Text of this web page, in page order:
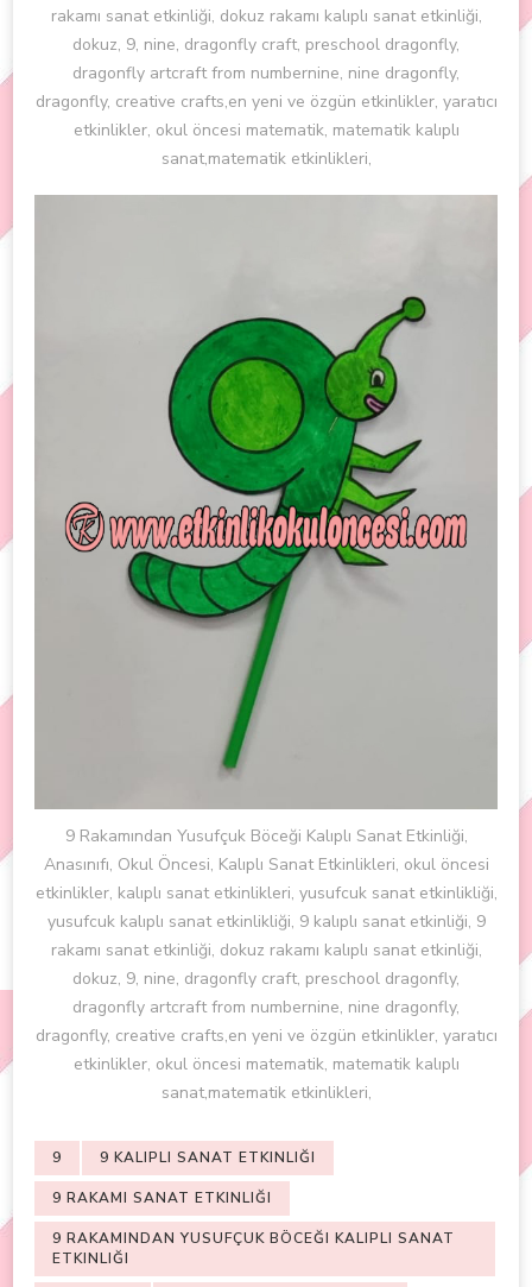
rakamı sanat etkinliği, dokuz rakamı kalıplı sanat etkinliği,
dokuz, 9, nine, dragonfly craft, preschool dragonfly,
dragonfly artcraft from numbernine, nine dragonfly,
dragonfly, creative crafts,en yeni ve özgün etkinlikler, yaratıcı
etkinlikler, okul öncesi matematik, matematik kalıplı
sanat,matematik etkinlikleri,
9 Rakamından Yusufçuk Böceği Kalıplı Sanat Etkinliği,
Anasınıfı, Okul Öncesi, Kalıplı Sanat Etkinlikleri, okul öncesi
etkinlikler, kalıplı sanat etkinlikleri, yusufcuk sanat etkinlikliği,
yusufcuk kalıplı sanat etkinlikliği, 9 kalıplı sanat etkinliği, 9
rakamı sanat etkinliği, dokuz rakamı kalıplı sanat etkinliği,
dokuz, 9, nine, dragonfly craft, preschool dragonfly,
dragonfly artcraft from numbernine, nine dragonfly,
dragonfly, creative crafts,en yeni ve özgün etkinlikler, yaratıcı
etkinlikler, okul öncesi matematik, matematik kalıplı
sanat,matematik etkinlikleri,
9 9 KALIPLI SANAT ETKINLIĞI
9 RAKAMI SANAT ETKINLIĞI
9 RAKAMINDAN YUSUFÇUK BÖCEĞI KALIPLI SANAT
ETKINLIĞI